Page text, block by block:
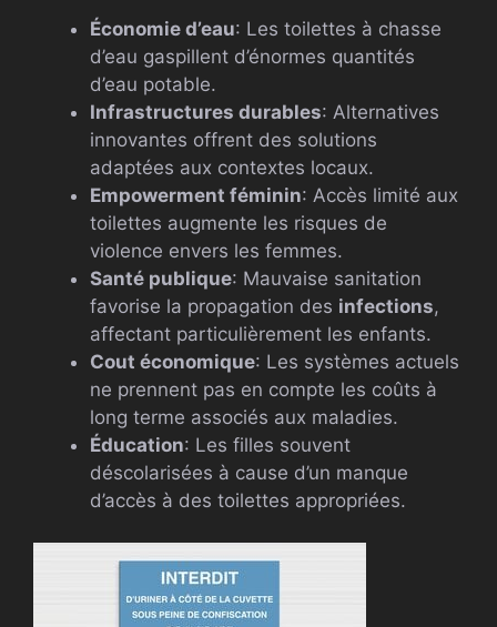
Économie d’eau: Les toilettes à chasse
d’eau gaspillent d’énormes quantités
d’eau potable.
Infrastructures durables: Alternatives
innovantes offrent des solutions
adaptées aux contextes locaux.
Empowerment féminin: Accès limité aux
toilettes augmente les risques de
violence envers les femmes.
Santé publique: Mauvaise sanitation
favorise la propagation des infections,
affectant particulièrement les enfants.
Cout économique: Les systèmes actuels
ne prennent pas en compte les coûts à
long terme associés aux maladies.
Éducation: Les filles souvent
déscolarisées à cause d’un manque
d’accès à des toilettes appropriées.